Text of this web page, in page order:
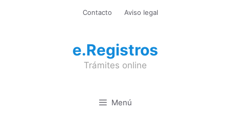
Contacto Aviso legal
e.Registros
Trámites online
Menú